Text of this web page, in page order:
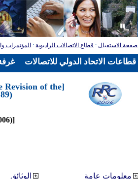
صفحة الاستقبال: قطاع الاتصالات الراديوية: المؤتمرات
Revision of the
[(Geneva, Switzerland, 15 May-16 June 2006)]
الوثائق
معلومات عامة
قطاعات الاتحاد الدولي للاتصالات